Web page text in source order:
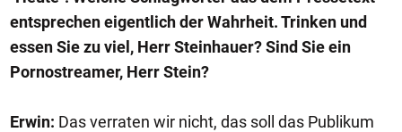
entsprechen eigentlich der Wahrheit. Trinken und
essen Sie zu viel, Herr Steinhauer? Sind Sie ein
Pornostreamer, Herr Stein?
Erwin: Das verraten wir nicht, das soll das Publikum